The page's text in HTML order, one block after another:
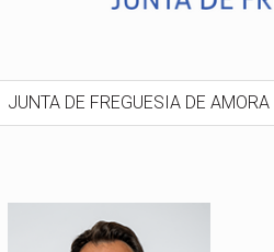
JUNTA DE FREGUESIA DE AMORA